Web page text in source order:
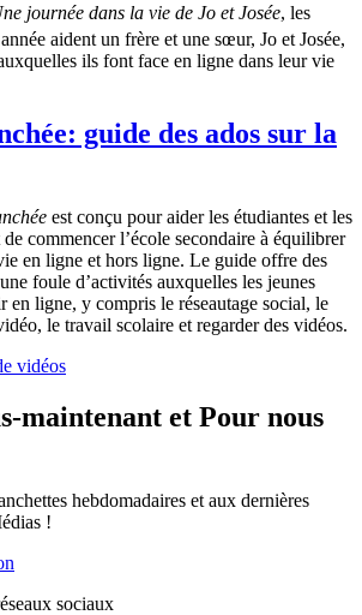
journée dans la vie de Jo et Josée, les
année aident un frère et une sœur, Jo et Josée,
ils font face en ligne dans leur vie
guide des ados sur la
est conçu pour aider les étudiantes et les
commencer l’école secondaire à équilibrer
en ligne et hors ligne. Le guide offre des
foule d’activités auxquelles les jeunes
en ligne, y compris le réseautage social, le
le travail scolaire et regarder des vidéos.
vidéos
maintenant et Pour nous
hebdomadaires et aux dernières
!
sociaux